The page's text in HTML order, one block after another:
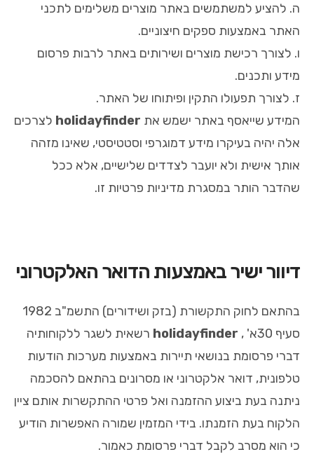
ה. להציע למשתמשים באתר מוצרים משלימים לתכני
האתר באמצעות ספקים חיצוניים.
ו. לצורך רכישת מוצרים ושירותים באתר לרבות פרסום
מידע ותכנים.
ז. לצורך תפעולו התקין ופיתוחו של האתר.
המידע שייאסף באתר ישמש את holidayfinder לצרכים
אלה יהיה בעיקרו מידע דמוגרפי וסטטיסטי, שאינו מזהה
אותך אישית ולא יועבר לצדדים שלישיים, אלא ככל
שהדבר הותר במסגרת מדיניות פרטיות זו.
דיוור ישיר באמצעות הדואר האלקטרוני
בהתאם לחוק התקשורת (בזק ושידורים) התשמ"ב 1982
סעיף 30א' ,
holidayfinder רשאית לשגר ללקוחותיה
דברי פרסומת בנושאי תיירות באמצעות מערכות הודעות
טלפונית, דואר אלקטרוני או מסרונים בהתאם להסכמה
ניתנה בעת ביצוע ההזמנה ואל פרטי ההתקשרות אותם ציין
הלקוח בעת הזמנתו. בידי המזמין שמורה האפשרות הודיע
כי הוא מסרב לקבל דברי פרסומת כאמור.